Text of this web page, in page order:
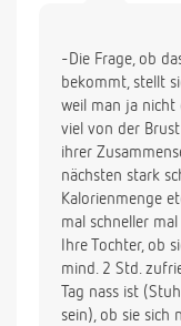
-Die Frage, ob
bekommt, stellt
weil man ja nicht
viel von der
ihrer
nächsten stark
Kalorienmenge
mal schneller
Ihre Tochter, ob
mind. 2 Std.
Tag nass ist
sein), ob sie sich